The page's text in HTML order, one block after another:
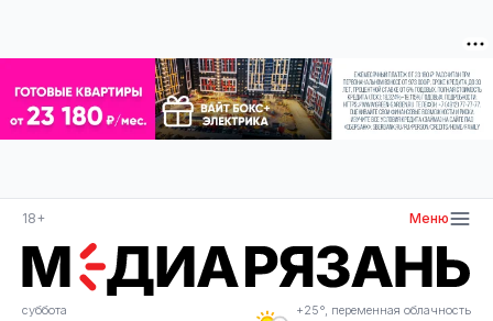
18+ Меню
суббота
+25°, переменная облачность